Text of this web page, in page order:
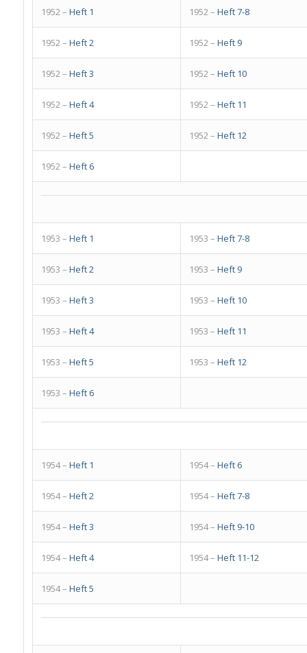
1952 – Heft 1 1952 – Heft 7-8
1952 – Heft 2 1952 – Heft 9
1952 – Heft 3 1952 – Heft 10
1952 – Heft 4 1952 – Heft 11
1952 – Heft 5 1952 – Heft 12
1952 – Heft 6
1953 – Heft 1 1953 – Heft 7-8
1953 – Heft 2 1953 – Heft 9
1953 – Heft 3 1953 – Heft 10
1953 – Heft 4 1953 – Heft 11
1953 – Heft 5 1953 – Heft 12
1953 – Heft 6
1954 – Heft 1 1954 – Heft 6
1954 – Heft 2 1954 – Heft 7-8
1954 – Heft 3 1954 – Heft 9-10
1954 – Heft 4 1954 – Heft 11-12
1954 – Heft 5